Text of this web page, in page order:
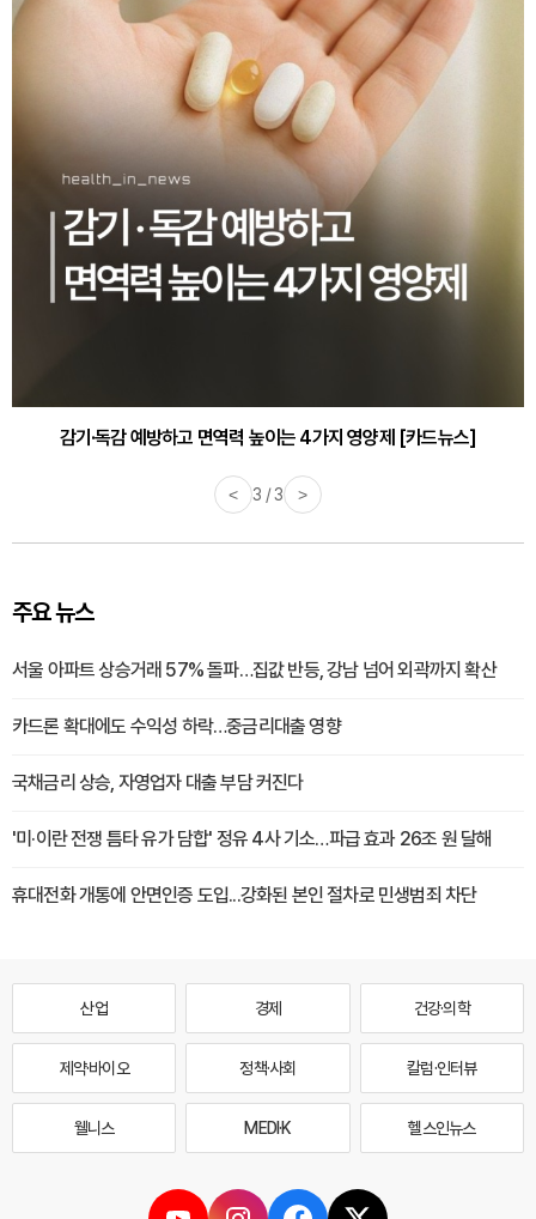
감기·독감 예방하고 면역력 높이는 4가지 영양제 [카드뉴스]
< 3 / 3 >
주요 뉴스
서울 아파트 상승거래 57% 돌파…집값 반등, 강남 넘어 외곽까지 확산
카드론 확대에도 수익성 하락…중금리대출 영향
국채금리 상승, 자영업자 대출 부담 커진다
'미·이란 전쟁 틈타 유가 담합' 정유 4사 기소…파급 효과 26조 원 달해
휴대전화 개통에 안면인증 도입...강화된 본인 절차로 민생범죄 차단
산업 경제 건강·의학
제약·바이오 정책·사회 칼럼·인터뷰
웰니스 MEDI·K 헬스인뉴스